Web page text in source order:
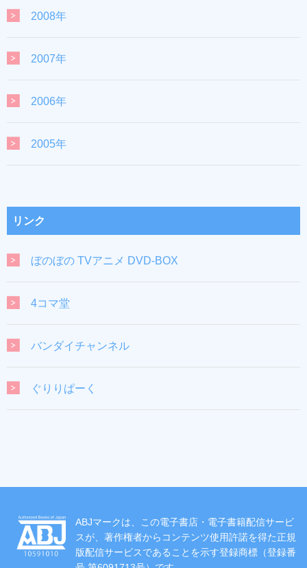
2008年
2007年
2006年
2005年
リンク
ぼのぼの TVアニメ DVD-BOX
4コマ堂
バンダイチャンネル
ぐりりぱーく
ABJマークは、この電子書店・電子書籍配信サービ
スが、著作権者からコンテンツ使用許諾を得た正規
版配信サービスであることを示す登録商標（登録番